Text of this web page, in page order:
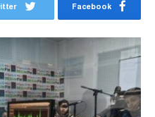
Facebook